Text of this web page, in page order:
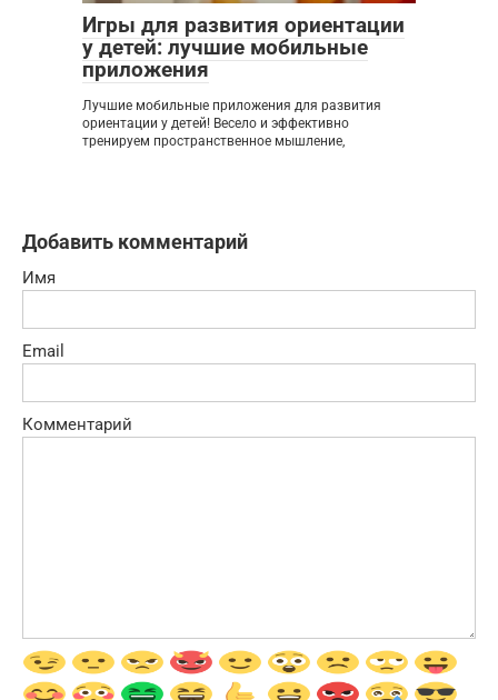
Игры для развития ориентации
у детей: лучшие мобильные
приложения
Лучшие мобильные приложения для развития
ориентации у детей! Весело и эффективно
тренируем пространственное мышление,
Добавить комментарий
Имя
Email
Комментарий